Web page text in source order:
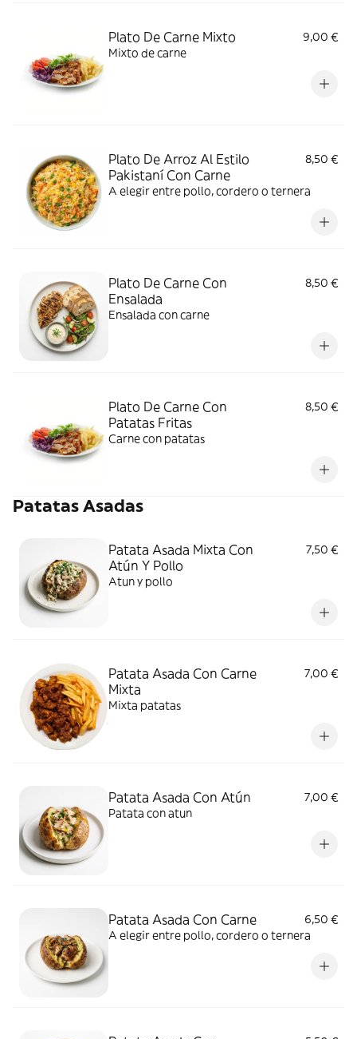
Plato De Carne Mixto
9,00 €
Mixto de carne
Plato De Arroz Al Estilo
Pakistaní Con Carne
8,50 €
A elegir entre pollo, cordero o ternera
Plato De Carne Con
Ensalada
8,50 €
Ensalada con carne
Plato De Carne Con
Patatas Fritas
8,50 €
Carne con patatas
Patatas Asadas
Patata Asada Mixta Con
Atún Y Pollo
7,50 €
Atun y pollo
Patata Asada Con Carne
Mixta
7,00 €
Mixta patatas
Patata Asada Con Atún
7,00 €
Patata con atun
Patata Asada Con Carne
6,50 €
A elegir entre pollo, cordero o ternera